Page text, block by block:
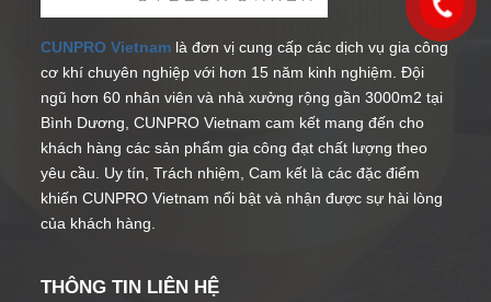
CUNPRO Vietnam là đơn vị cung cấp các dịch vụ gia công
cơ khí chuyên nghiệp với hơn 15 năm kinh nghiệm. Đội
ngũ hơn 60 nhân viên và nhà xưởng rộng gần 3000m2 tại
Bình Dương, CUNPRO Vietnam cam kết mang đến cho
khách hàng các sản phẩm gia công đạt chất lượng theo
yêu cầu. Uy tín, Trách nhiệm, Cam kết là các đặc điểm
khiến CUNPRO Vietnam nổi bật và nhận được sự hài lòng
của khách hàng.
THÔNG TIN LIÊN HỆ